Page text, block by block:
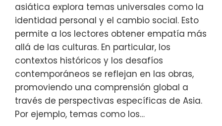
asiática explora temas universales como la
identidad personal y el cambio social. Esto
permite a los lectores obtener empatía más
allá de las culturas. En particular, los
contextos históricos y los desafíos
contemporáneos se reflejan en las obras,
promoviendo una comprensión global a
través de perspectivas específicas de Asia.
Por ejemplo, temas como los…